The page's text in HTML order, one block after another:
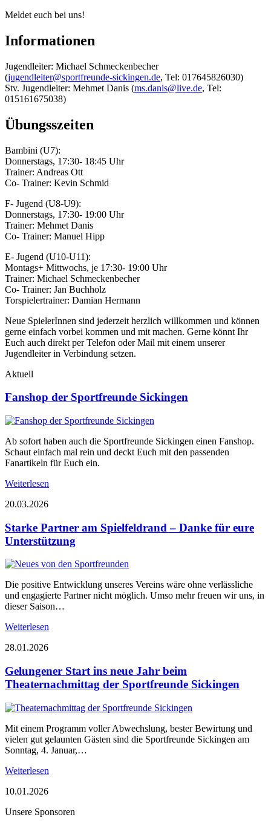
Meldet euch bei uns!
Informationen
Jugendleiter: Michael Schmeckenbecher
(jugendleiter@sportfreunde-sickingen.de, Tel: 017645826030)
Stv. Jugendleiter: Mehmet Danis (ms.danis@live.de, Tel:
015161675038)
Übungsszeiten
Bambini (U7):
Donnerstags, 17:30- 18:45 Uhr
Trainer: Andreas Ott
Co- Trainer: Kevin Schmid
F- Jugend (U8-U9):
Donnerstags, 17:30- 19:00 Uhr
Trainer: Mehmet Danis
Co- Trainer: Manuel Hipp
E- Jugend (U10-U11):
Montags+ Mittwochs, je 17:30- 19:00 Uhr
Trainer: Michael Schmeckenbecher
Co- Trainer: Jan Buchholz
Torspielertrainer: Damian Hermann
Neue SpielerInnen sind jederzeit herzlich willkommen und können
gerne einfach vorbei kommen und mit machen. Gerne könnt Ihr
Euch auch direkt per Telefon oder Mail mit einem unserer
Jugendleiter in Verbindung setzen.
Aktuell
Fanshop der Sportfreunde Sickingen
Ab sofort haben auch die Sportfreunde Sickingen einen Fanshop.
Schaut einfach mal rein und deckt Euch mit den passenden
Fanartikeln für Euch ein.
Weiterlesen
20.03.2026
Starke Partner am Spielfeldrand – Danke für eure
Unterstützung
Die positive Entwicklung unseres Vereins wäre ohne verlässliche
und engagierte Partner nicht möglich. Umso mehr freuen wir uns, in
dieser Saison…
Weiterlesen
28.01.2026
Gelungener Start ins neue Jahr beim
Theaternachmittag der Sportfreunde Sickingen
Mit einem Programm voller Abwechslung, bester Bewirtung und
vielen gut gelaunten Gästen sind die Sportfreunde Sickingen am
Sonntag, 4. Januar,…
Weiterlesen
10.01.2026
Unsere Sponsoren